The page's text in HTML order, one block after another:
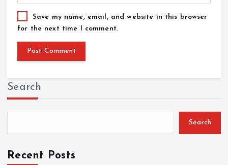
Save my name, email, and website in this browser
for the next time I comment.
Search
Search
Recent Posts